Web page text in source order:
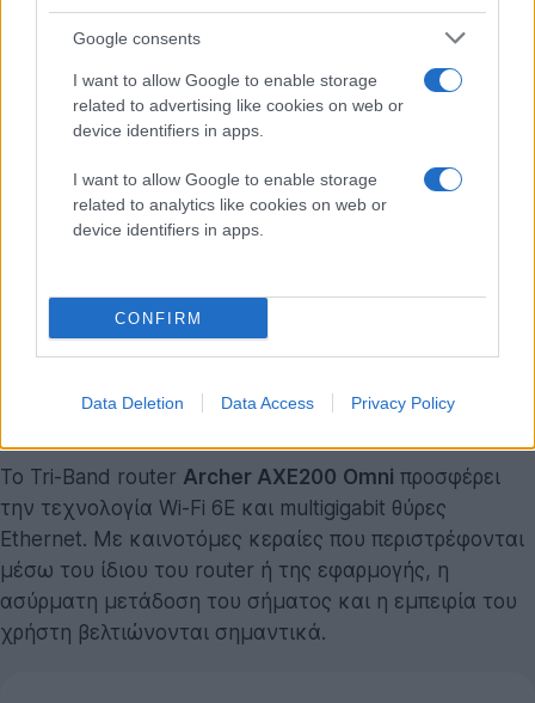
Google consents
I want to allow Google to enable storage
related to advertising like cookies on web or
device identifiers in apps.
I want to allow Google to enable storage
related to analytics like cookies on web or
device identifiers in apps.
CONFIRM
Data Deletion Data Access Privacy Policy
δημιουργώντας τα Wi-Fi 6E προϊόντα της.
Το Tri-Band router Archer AXE200 Omni προσφέρει
την τεχνολογία Wi-Fi 6E και multigigabit θύρες
Ethernet. Με καινοτόμες κεραίες που περιστρέφονται
μέσω του ίδιου του router ή της εφαρμογής, η
ασύρματη μετάδοση του σήματος και η εμπειρία του
χρήστη βελτιώνονται σημαντικά.